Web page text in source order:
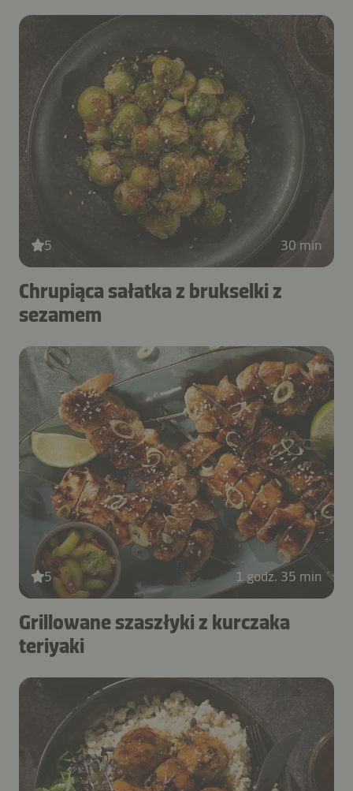
5 30 min
Chrupiąca sałatka z brukselki z
sezamem
5 1 godz. 35 min
Grillowane szaszłyki z kurczaka
teriyaki